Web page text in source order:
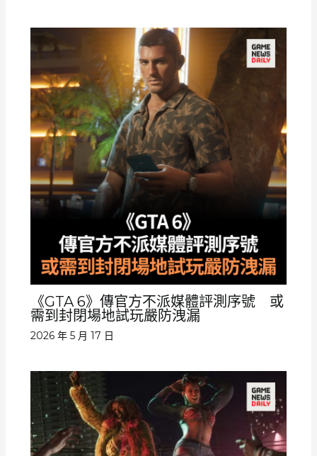
《GTA 6》傳官方不派媒體評測序號 或
需到封閉場地試玩嚴防洩漏
2026 年 5 月 17 日